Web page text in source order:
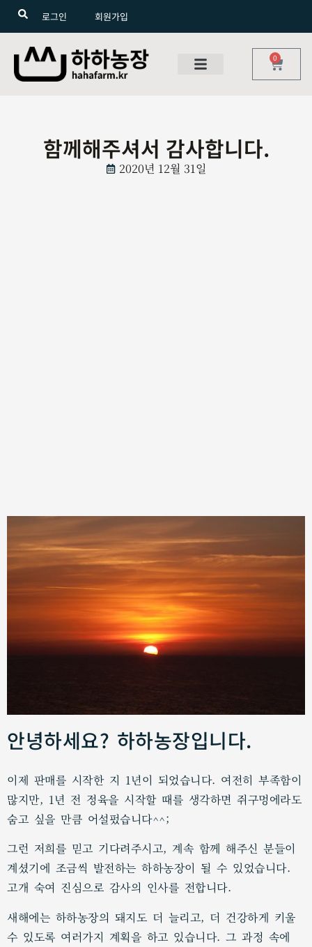
로그인 회원가입
0
함께해주셔서 감사합니다.
2020년 12월 31일
안녕하세요? 하하농장입니다.
이제 판매를 시작한 지 1년이 되었습니다. 여전히 부족함이
많지만, 1년 전 정육을 시작할 때를 생각하면 쥐구멍에라도
숨고 싶을 만큼 어설펐습니다^^;
그런 저희를 믿고 기다려주시고, 계속 함께 해주신 분들이
계셨기에 조금씩 발전하는 하하농장이 될 수 있었습니다.
고개 숙여 진심으로 감사의 인사를 전합니다.
새해에는 하하농장의 돼지도 더 늘리고, 더 건강하게 키울
수 있도록 여러가지 계획을 하고 있습니다. 그 과정 속에